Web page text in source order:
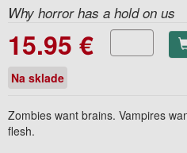
Why horror has a hold on us
15.95 €
Na sklade
Zombies want brains. Vampires
flesh.